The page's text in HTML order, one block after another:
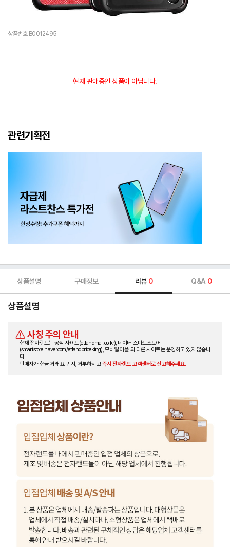
상품번호 B0012495
현재 판매중인 상품이 아닙니다.
관련기획전
상품설명 구매정보 리뷰 0 Q&A 0
상품설명
사칭 주의 안내
현재 전자랜드는 공식 사이트(etlandmall.co.kr), 네이버 스마트스토어
(smartstore.naver.com/etlandpriceking), 모바일 어플 외 다른 사이트는 운영하고 있지 않습니
다.
판매자가 현금 거래 요구 시, 거부하시고즉시 전자랜드 고객센터로 신고해주세요.